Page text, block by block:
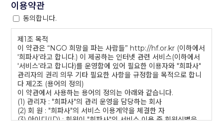
이용약관
동의합니다.
제1조 목적
이 약관은 “NGO 희망을 파는 사람들” http://hf.or.kr (이하에서
'희파사'라고 합니다.) 이 제공하는 인터넷 관련 서비스(이하에서
'서비스'라고 합니다)를 운영함에 있어 필요한 이용자와 "희파사"
관리자의 권리 의무 기타 필요한 사항을 규정함을 목적으로 합니
다 제2조 (용어의 정의)
이 약관에서 사용하는 용어의 정의는 아래와 같습니다.
(1) 관리자 : "희파사"의 관리 운영을 담당하는 회사
(2) 회 원 : "희파사"의 서비스 이용계약을 체결한 자
(3) 아이디(ID) : 회원이 "희파사"의 서비스 이용 중 회원식별을